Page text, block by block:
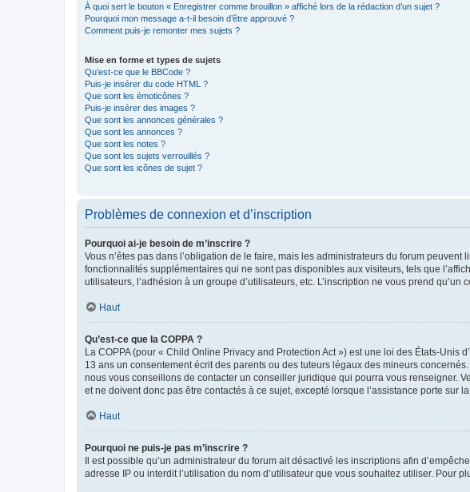
À quoi sert le bouton « Enregistrer comme brouillon » affiché lors de la rédaction d’un sujet ?
Pourquoi mon message a-t-il besoin d’être approuvé ?
Comment puis-je remonter mes sujets ?
Mise en forme et types de sujets
Qu’est-ce que le BBCode ?
Puis-je insérer du code HTML ?
Que sont les émoticônes ?
Puis-je insérer des images ?
Que sont les annonces générales ?
Que sont les annonces ?
Que sont les notes ?
Que sont les sujets verrouillés ?
Que sont les icônes de sujet ?
Problèmes de connexion et d’inscription
Pourquoi ai-je besoin de m’inscrire ?
Vous n’êtes pas dans l’obligation de le faire, mais les administrateurs du forum
fonctionnalités supplémentaires qui ne sont pas disponibles aux visiteurs, tels que
utilisateurs, l’adhésion à un groupe d’utilisateurs, etc. L’inscription ne vous prend
Haut
Qu’est-ce que la COPPA ?
La COPPA (pour « Child Online Privacy and Protection Act ») est une loi des États-
13 ans un consentement écrit des parents ou des tuteurs légaux des mineurs
nous vous conseillons de contacter un conseiller juridique qui pourra vous renseigner.
et ne doivent donc pas être contactés à ce sujet, excepté lorsque l’assistance porte sur
Haut
Pourquoi ne puis-je pas m’inscrire ?
Il est possible qu’un administrateur du forum ait désactivé les inscriptions afin
adresse IP ou interdit l’utilisation du nom d’utilisateur que vous souhaitez utiliser. Pour